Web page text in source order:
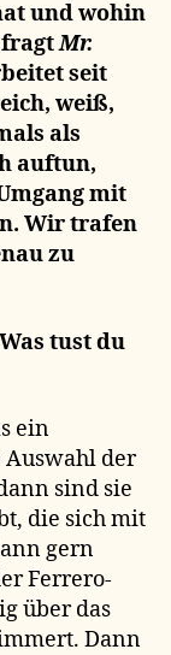
und wohin
fragtMr.
seit
weiß,
als
auftun,
mit
Wir trafen
zu
tust du
ein
der
sind sie
die sich mit
gern
Ferrero-
über das
Dann